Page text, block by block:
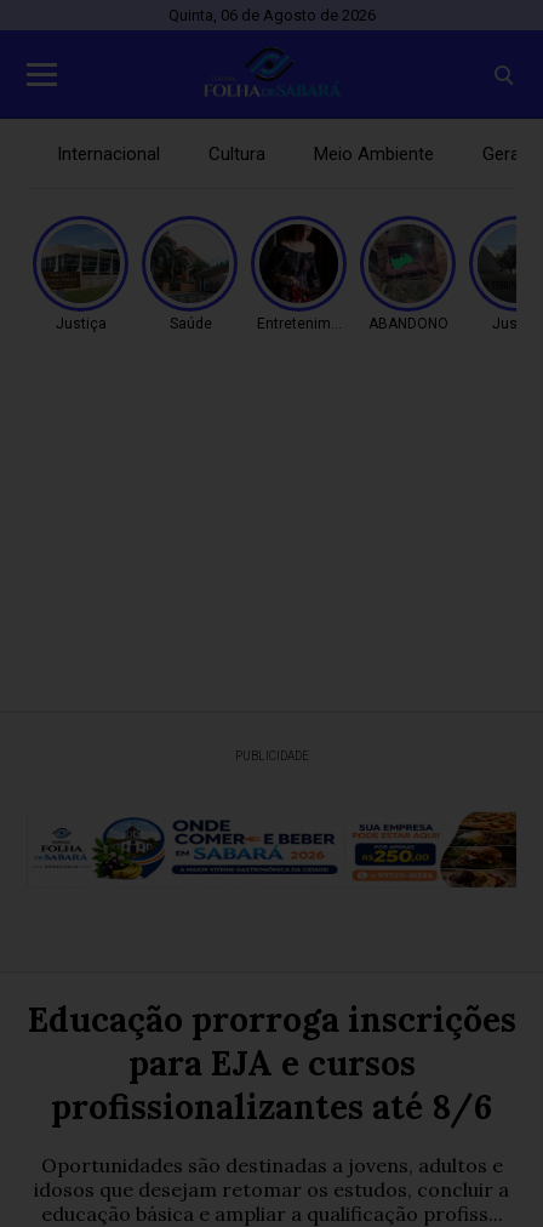
Quinta, 06 de Agosto de 2026
Internacional Cultura Meio Ambiente Gerais
Justiça Saúde Entretenimento ABANDONO Justiça
PUBLICIDADE
Educação prorroga inscrições
para EJA e cursos
profissionalizantes até 8/6
Oportunidades são destinadas a jovens, adultos e
idosos que desejam retomar os estudos, concluir a
educação básica e ampliar a qualificação profiss...